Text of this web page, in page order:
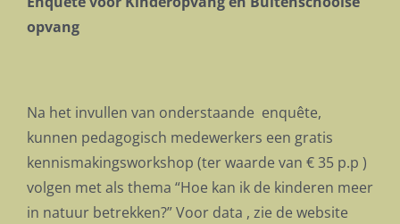
opvang
Na het invullen van onderstaande enquête,
kunnen pedagogisch medewerkers een gratis
kennismakingsworkshop (ter waarde van € 35 p.p )
volgen met als thema “Hoe kan ik de kinderen meer
in natuur betrekken?” Voor data , zie de website